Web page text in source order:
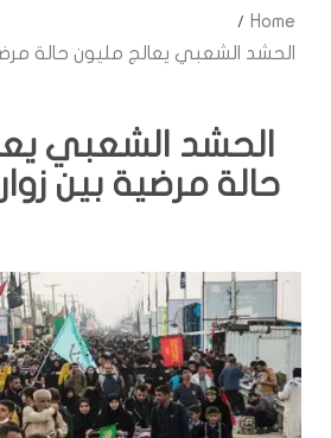
Home
الحشد الشعبي يعالج مليون حالة
الحشد الشعبي
حالة مرضية بين زوار